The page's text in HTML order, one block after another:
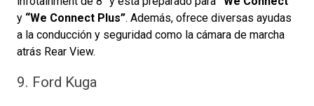
y “We Connect Plus”. Además, ofrece diversas ayudas
a la conducción y seguridad como la cámara de marcha
atrás Rear View.
9. Ford Kuga